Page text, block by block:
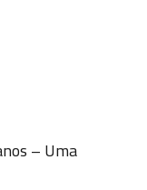
– Uma